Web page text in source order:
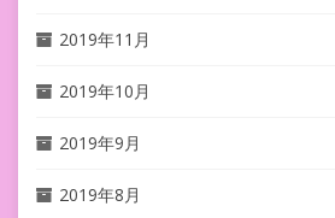
2019年11月
2019年10月
2019年9月
2019年8月